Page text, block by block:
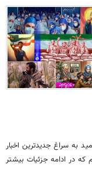
به سراغ جدیدترین اخبار
در ادامه جزئیات بیشتر